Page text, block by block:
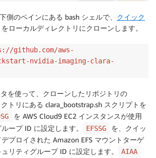
側のペインにある bash シェルで、 クイック
ローカルディレクトリにクローンします。
github.com/aws-
nvidia-imaging-clara-
を使って、クローンしたリポジトリの
トリにある clara_bootstrap.sh スクリプトを
を AWS Cloud9 EC2 インスタンスが使用
ープ ID に設定します。
EFSSG
を、クイッ
プロイされた Amazon EFS マウントターゲ
リティグループ ID に設定します。
AIAA